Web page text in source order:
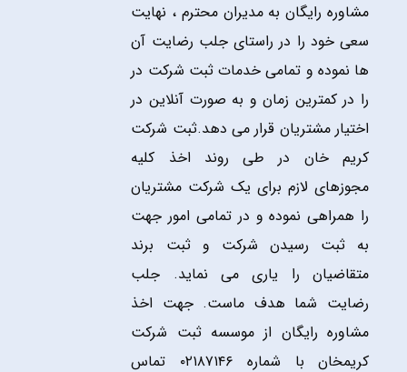
مشاوره رایگان به مدیران محترم ، نهایت
سعی خود را در راستای جلب رضایت آن
ها نموده و تمامی خدمات ثبت شرکت در
را در کمترین زمان و به صورت آنلاین در
اختیار مشتریان قرار می دهد.ثبت شرکت
کریم خان در طی روند اخذ کلیه
مجوزهای لازم برای یک شرکت مشتریان
را همراهی نموده و در تمامی امور جهت
به ثبت رسیدن شرکت و ثبت برند
متقاضیان را یاری می نماید. جلب
رضایت شما هدف ماست. جهت اخذ
مشاوره رایگان از موسسه ثبت شرکت
کریمخان با شماره ۰۲۱۸۷۱۴۶ تماس